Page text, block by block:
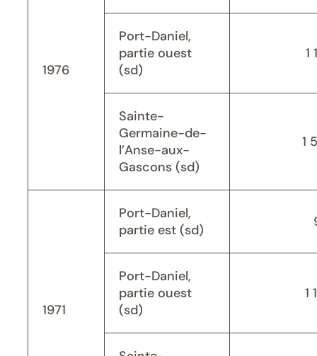
1976
Port-Daniel,
partie ouest
(sd)
1
Sainte-
Germaine-de-
l’Anse-aux-
Gascons (sd)
1
1971
Port-Daniel,
partie est (sd)
Port-Daniel,
partie ouest
(sd)
1